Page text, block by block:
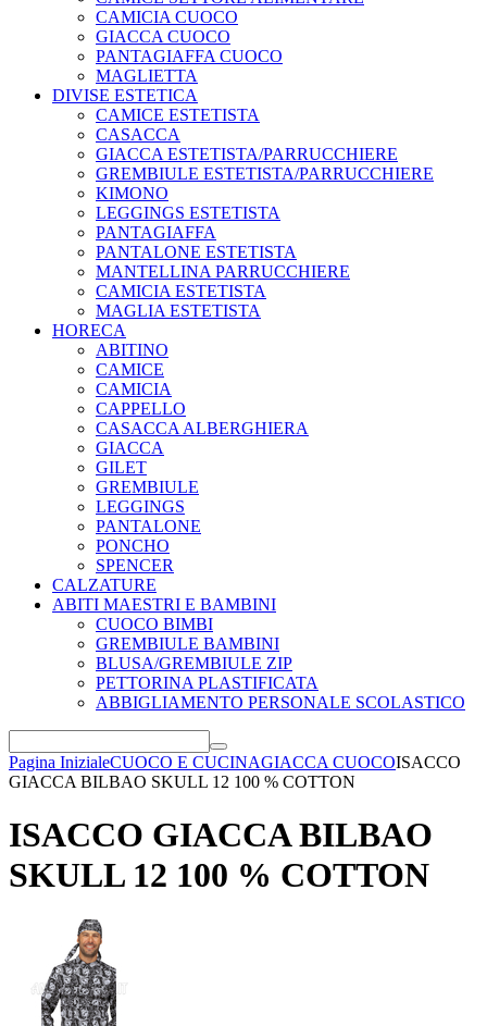
CAMICIA CUOCO
GIACCA CUOCO
PANTAGIAFFA CUOCO
MAGLIETTA
DIVISE ESTETICA
CAMICE ESTETISTA
CASACCA
GIACCA ESTETISTA/PARRUCCHIERE
GREMBIULE ESTETISTA/PARRUCCHIERE
KIMONO
LEGGINGS ESTETISTA
PANTAGIAFFA
PANTALONE ESTETISTA
MANTELLINA PARRUCCHIERE
CAMICIA ESTETISTA
MAGLIA ESTETISTA
HORECA
ABITINO
CAMICE
CAMICIA
CAPPELLO
CASACCA ALBERGHIERA
GIACCA
GILET
GREMBIULE
LEGGINGS
PANTALONE
PONCHO
SPENCER
CALZATURE
ABITI MAESTRI E BAMBINI
CUOCO BIMBI
GREMBIULE BAMBINI
BLUSA/GREMBIULE ZIP
PETTORINA PLASTIFICATA
ABBIGLIAMENTO PERSONALE SCOLASTICO
Pagina InizialeCUOCO E CUCINAGIACCA CUOCOISACCO
GIACCA BILBAO SKULL 12 100 % COTTON
ISACCO GIACCA BILBAO
SKULL 12 100 % COTTON